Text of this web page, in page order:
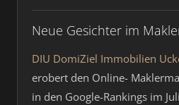
Neue Gesichter im
DIU DomiZiel Immobilien
erobert den Online-
in den Google-Rankings im